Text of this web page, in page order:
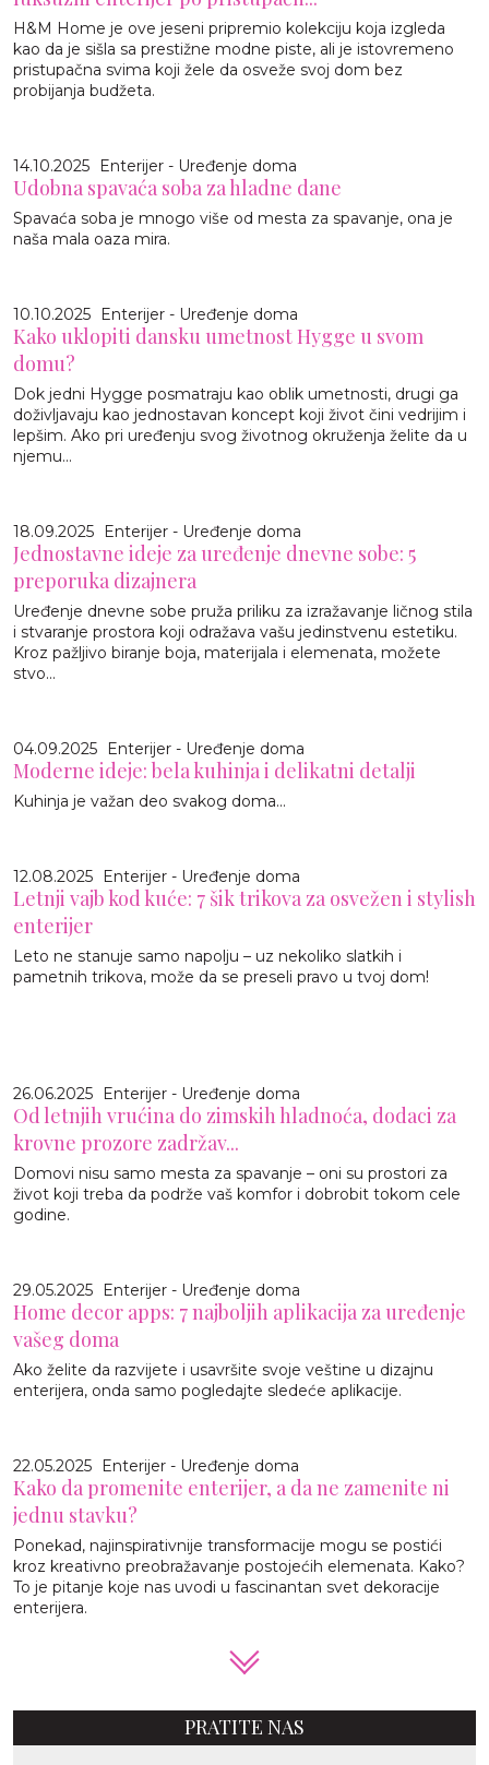
H&M Home je ove jeseni pripremio kolekciju koja izgleda
kao da je sišla sa prestižne modne piste, ali je istovremeno
pristupačna svima koji žele da osveže svoj dom bez
probijanja budžeta.
14.10.2025 Enterijer - Uređenje doma
Udobna spavaća soba za hladne dane
Spavaća soba je mnogo više od mesta za spavanje, ona je
naša mala oaza mira.
10.10.2025 Enterijer - Uređenje doma
Kako uklopiti dansku umetnost Hygge u svom
domu?
Dok jedni Hygge posmatraju kao oblik umetnosti, drugi ga
doživljavaju kao jednostavan koncept koji život čini vedrijim i
lepšim. Ako pri uređenju svog životnog okruženja želite da u
njemu...
18.09.2025 Enterijer - Uređenje doma
Jednostavne ideje za uređenje dnevne sobe: 5
preporuka dizajnera
Uređenje dnevne sobe pruža priliku za izražavanje ličnog stila
i stvaranje prostora koji odražava vašu jedinstvenu estetiku.
Kroz pažljivo biranje boja, materijala i elemenata, možete
stvo...
04.09.2025 Enterijer - Uređenje doma
Moderne ideje: bela kuhinja i delikatni detalji
Kuhinja je važan deo svakog doma...
12.08.2025 Enterijer - Uređenje doma
Letnji vajb kod kuće: 7 šik trikova za osvežen i stylish
enterijer
Leto ne stanuje samo napolju – uz nekoliko slatkih i
pametnih trikova, može da se preseli pravo u tvoj dom!
26.06.2025 Enterijer - Uređenje doma
Od letnjih vrućina do zimskih hladnoća, dodaci za
krovne prozore zadržav...
Domovi nisu samo mesta za spavanje – oni su prostori za
život koji treba da podrže vaš komfor i dobrobit tokom cele
godine.
29.05.2025 Enterijer - Uređenje doma
Home decor apps: 7 najboljih aplikacija za uređenje
vašeg doma
Ako želite da razvijete i usavršite svoje veštine u dizajnu
enterijera, onda samo pogledajte sledeće aplikacije.
22.05.2025 Enterijer - Uređenje doma
Kako da promenite enterijer, a da ne zamenite ni
jednu stavku?
Ponekad, najinspirativnije transformacije mogu se postići
kroz kreativno preobražavanje postojećih elemenata. Kako?
To je pitanje koje nas uvodi u fascinantan svet dekoracije
enterijera.
PRATITE NAS